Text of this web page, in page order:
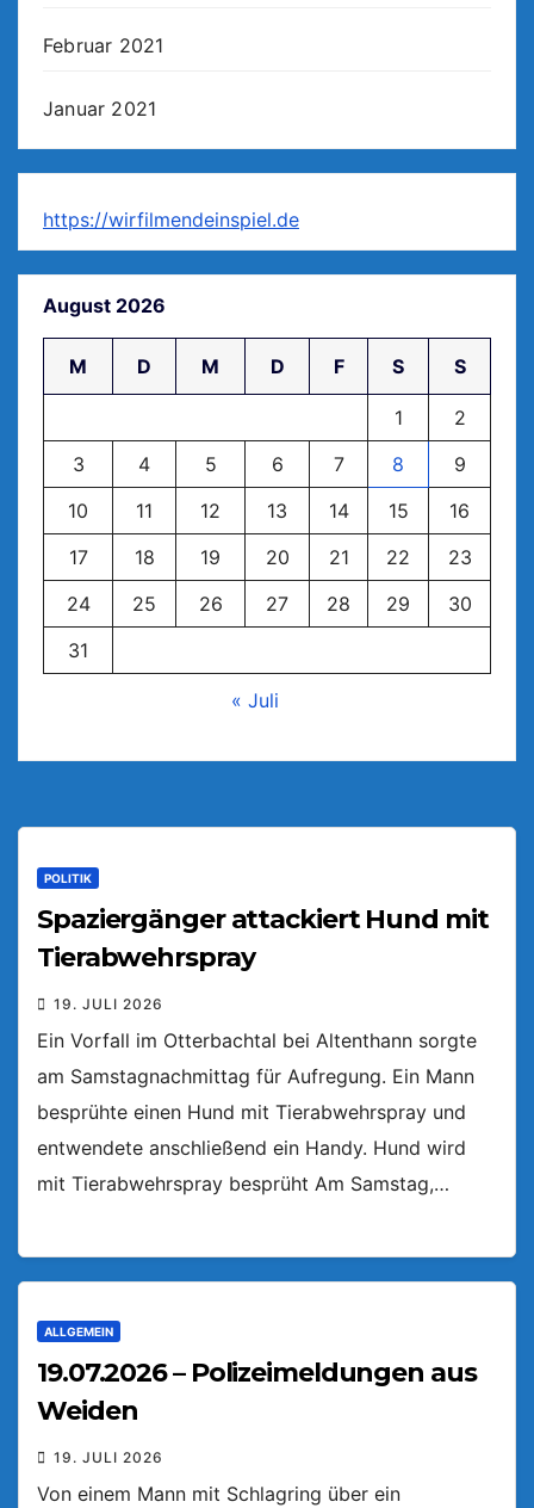
Februar 2021
Januar 2021
https://wirfilmendeinspiel.de
August 2026
M D M D F S S
1
2
3
4 5 6 7 8
9
10
11 12 13 14 15
16
17
18 19 20 21 22
23
24
25 26 27 28 29
30
31
« Juli
POLITIK
Spaziergänger attackiert Hund mit
Tierabwehrspray
19. JULI 2026
Ein Vorfall im Otterbachtal bei Altenthann sorgte
am Samstagnachmittag für Aufregung. Ein Mann
besprühte einen Hund mit Tierabwehrspray und
entwendete anschließend ein Handy. Hund wird
mit Tierabwehrspray besprüht Am Samstag,…
ALLGEMEIN
19.07.2026 – Polizeimeldungen aus
Weiden
19. JULI 2026
Von einem Mann mit Schlagring über ein